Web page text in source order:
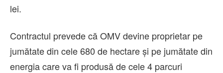
lei.
Contractul prevede că OMV devine proprietar pe
jumătate din cele 680 de hectare și pe jumătate din
energia care va fi produsă de cele 4 parcuri